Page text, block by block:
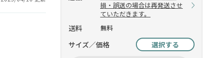
損・誤送の場合は再発送させ
ていただきます。
送料 無料
サイズ／価格 選択する